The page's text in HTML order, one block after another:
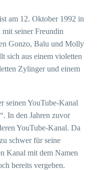
am 12. Oktober 1992 in
seiner Freundin
Gonzo, Balu und Molly
sich aus einem violetten
Zylinger und einem
seinen YouTube-Kanal
In den Jahren zuvor
YouTube-Kanal. Da
schwer für seine
Kanal mit dem Namen
bereits vergeben.